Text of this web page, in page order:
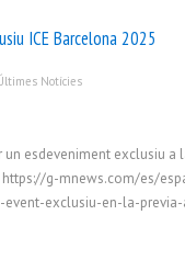
ICE Barcelona 2025
Notícies
un esdeveniment exclusiu a
https://g-mnews.com/es/
event-exclusiu-en-la-